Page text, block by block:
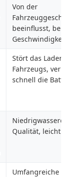
Von der
beeinflusst, bei
Stört das Laden
Fahrzeugs,
schnell die
Qualität, leicht
Umfangreiche